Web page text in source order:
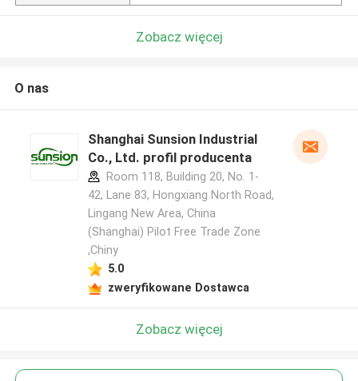
Zobacz więcej
O nas
Shanghai Sunsion Industrial
Co., Ltd. profil producenta
Room 118, Building 20, No. 1-
42, Lane 83, Hongxiang North Road,
Lingang New Area, China
(Shanghai) Pilot Free Trade Zone
,Chiny
5.0
zweryfikowane Dostawca
Zobacz więcej